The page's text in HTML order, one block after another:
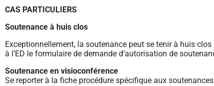
CAS PARTICULIERS
Soutenance à huis clos
Exceptionnellement, la soutenance peut se tenir à huis
à l’ED le formulaire de demande d’autorisation de
Soutenance en visioconférence
Se reporter à la fiche procédure spécifique aux